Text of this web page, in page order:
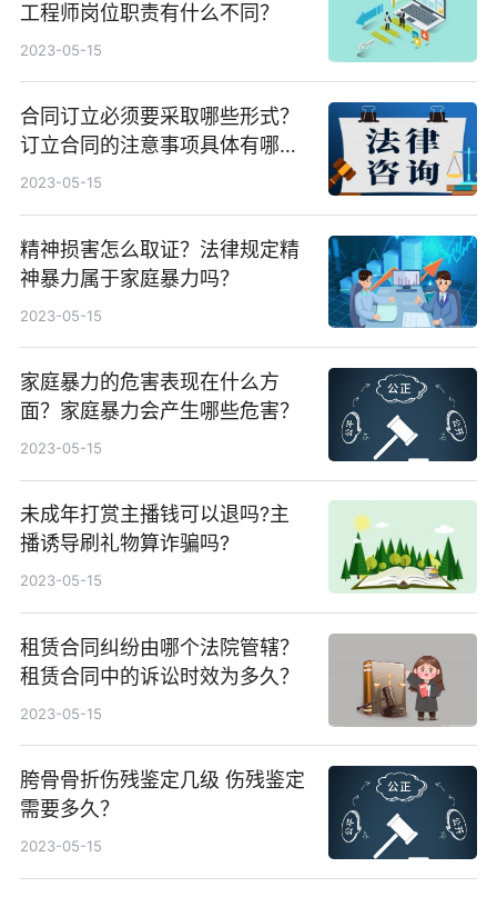
工程师岗位职责有什么不同？
2023-05-15
合同订立必须要采取哪些形式？
订立合同的注意事项具体有哪
些？
2023-05-15
精神损害怎么取证？法律规定精
神暴力属于家庭暴力吗？
2023-05-15
家庭暴力的危害表现在什么方
面？家庭暴力会产生哪些危害？
2023-05-15
未成年打赏主播钱可以退吗?主
播诱导刷礼物算诈骗吗?
2023-05-15
租赁合同纠纷由哪个法院管辖？
租赁合同中的诉讼时效为多久？
2023-05-15
胯骨骨折伤残鉴定几级 伤残鉴定
需要多久？
2023-05-15